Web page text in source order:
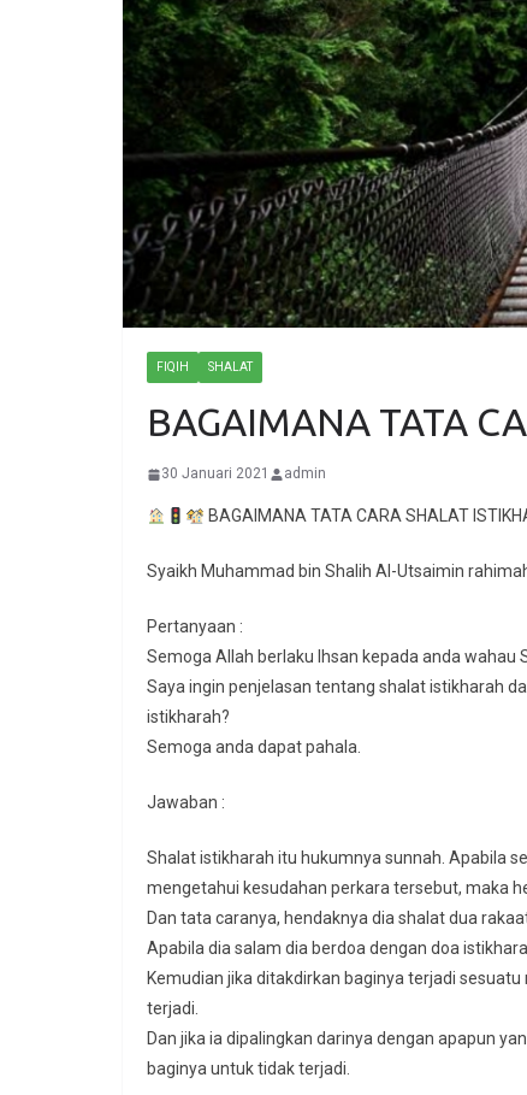
FIQIH SHALAT
BAGAIMANA TATA
30 Januari 2021 admin
BAGAIMANA TATA CARA SHALAT
Syaikh Muhammad bin Shalih Al-Utsaimin
Pertanyaan :
Semoga Allah berlaku Ihsan kepada anda wahau
Saya ingin penjelasan tentang shalat istikharah
istikharah?
Semoga anda dapat pahala.
Jawaban :
Shalat istikharah itu hukumnya sunnah. Apabila
mengetahui kesudahan perkara tersebut, maka
Dan tata caranya, hendaknya dia shalat dua
Apabila dia salam dia berdoa dengan doa
Kemudian jika ditakdirkan baginya terjadi
terjadi.
Dan jika ia dipalingkan darinya dengan apapun
baginya untuk tidak terjadi.